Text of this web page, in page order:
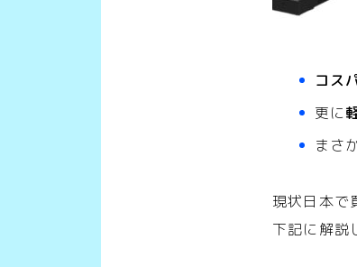
コス
更に
まさ
現状日本で
下記に解説